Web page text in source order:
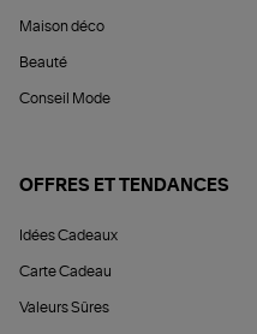
Maison déco
Beauté
Conseil Mode
OFFRES ET TENDANCES
Idées Cadeaux
Carte Cadeau
Valeurs Sûres